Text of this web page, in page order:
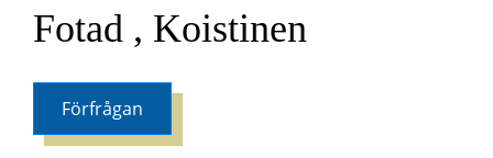
Fotad , Koistinen
Förfrågan